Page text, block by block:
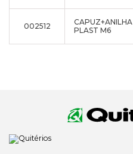
002512
CAPUZ+ANILHA
PLAST M6